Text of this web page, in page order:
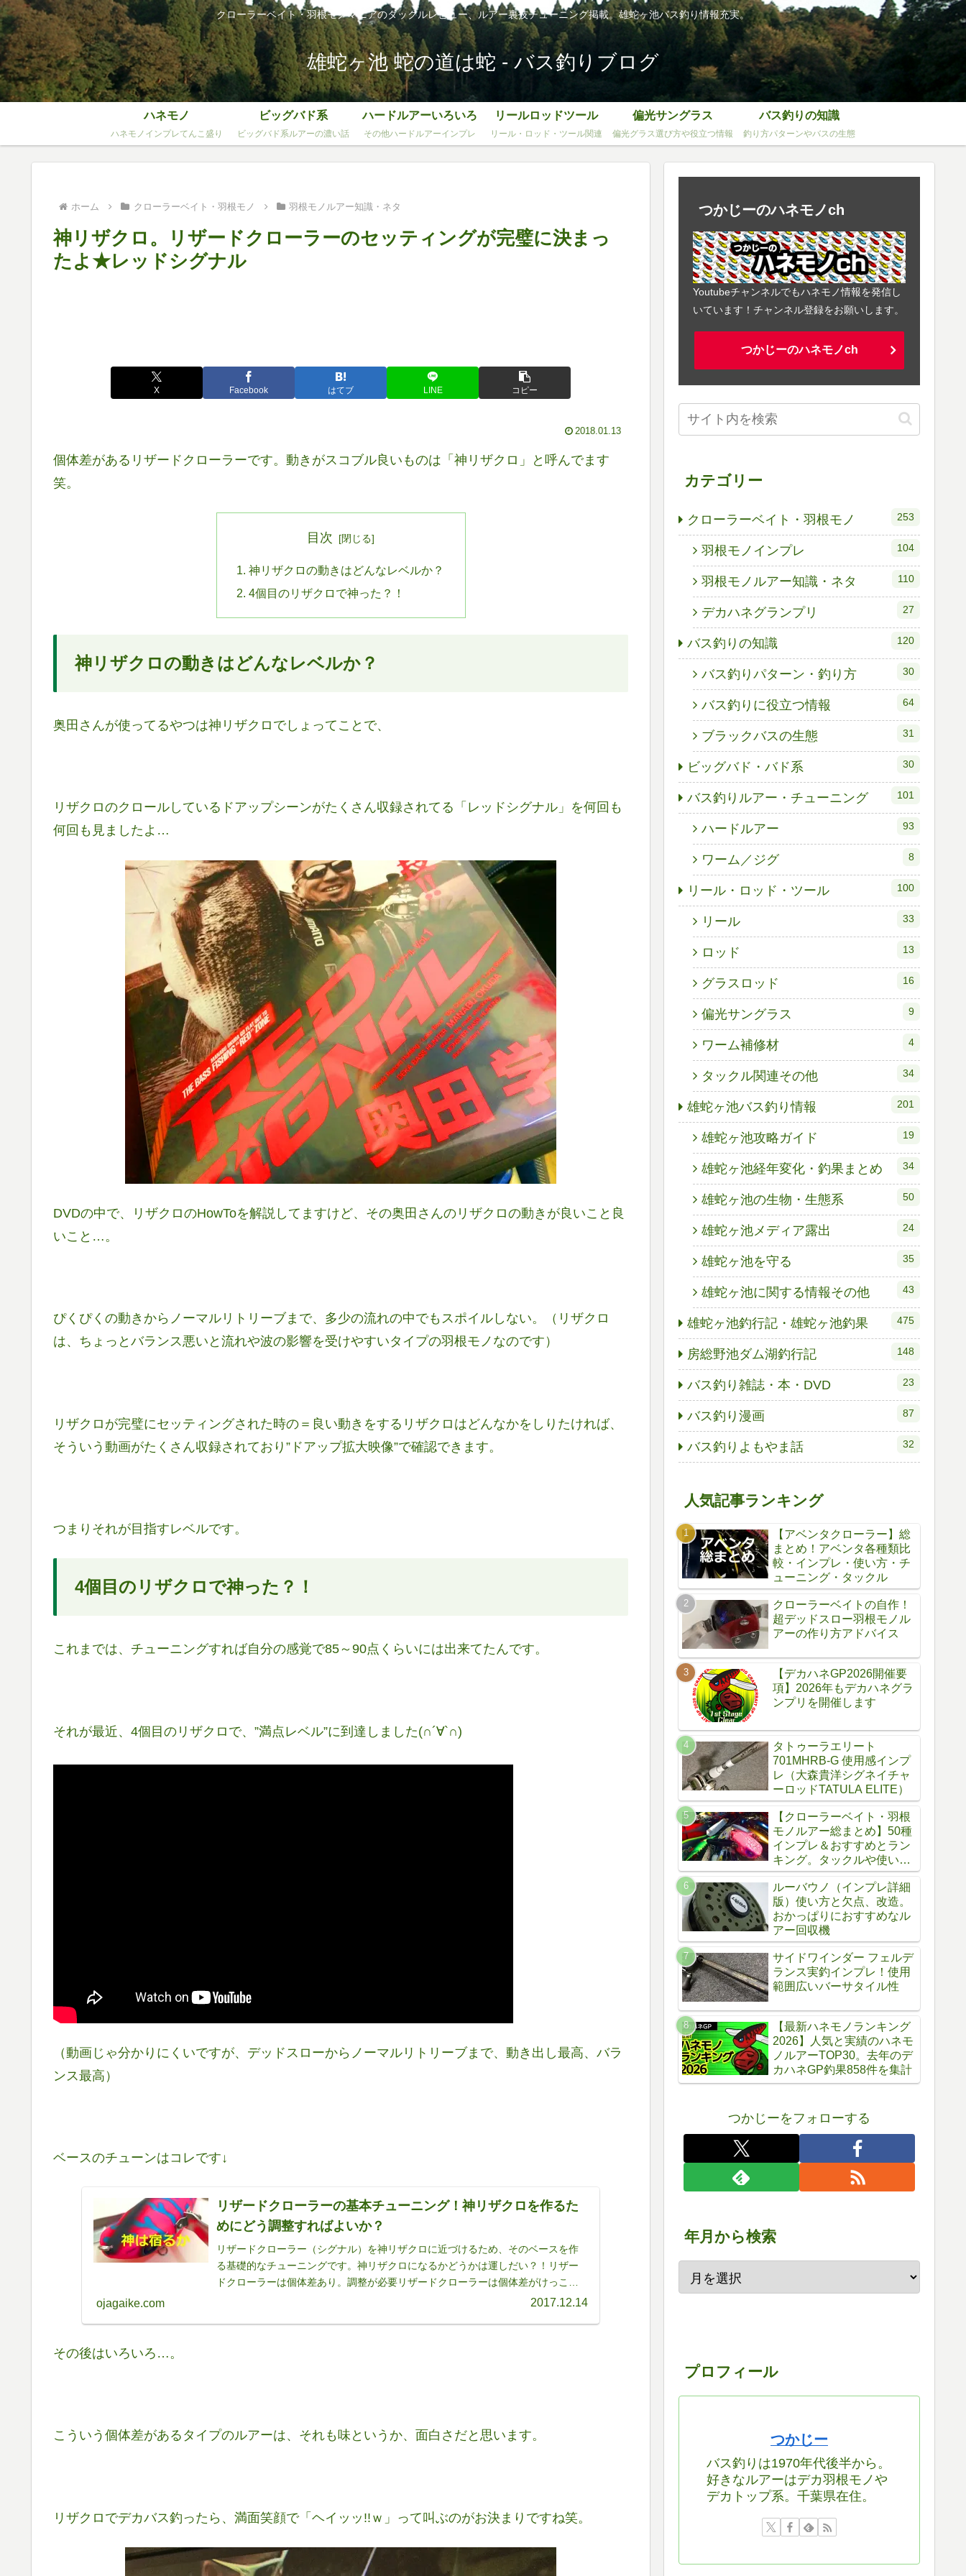
クローラーベイト・羽根モノマニアのタックルレビュー、ルアー裏技チューニング掲載。雄蛇ヶ池バス釣り情報充実。
雄蛇ヶ池 蛇の道は蛇 - バス釣りブログ
ハネモノ
ハネモノインプレてんこ盛り
ビッグバド系
ビッグバド系ルアーの濃い話
ハードルアーいろいろ
その他ハードルアーインプレ
リールロッドツール
リール・ロッド・ツール関連
偏光サングラス
偏光グラス選び方や役立つ情報
バス釣りの知識
釣り方パターンやバスの生態
ホーム クローラーベイト・羽根モノ 羽根モノルアー知識・ネタ
神リザクロ。リザードクローラーのセッティングが完璧に決まっ
たよ★レッドシグナル
X Facebook はてブ LINE コピー
2018.01.13
個体差があるリザードクローラーです。動きがスコブル良いものは「神リザクロ」と呼んでます
笑。
目次
神リザクロの動きはどんなレベルか？
4個目のリザクロで神った？！
神リザクロの動きはどんなレベルか？
奥田さんが使ってるやつは神リザクロでしょってことで、
リザクロのクロールしているドアップシーンがたくさん収録されてる「レッドシグナル」を何回も
何回も見ましたよ…
DVDの中で、リザクロのHowToを解説してますけど、その奥田さんのリザクロの動きが良いこと良
いこと…。
ぴくぴくの動きからノーマルリトリーブまで、多少の流れの中でもスポイルしない。（リザクロ
は、ちょっとバランス悪いと流れや波の影響を受けやすいタイプの羽根モノなのです）
リザクロが完璧にセッティングされた時の＝良い動きをするリザクロはどんなかをしりたければ、
そういう動画がたくさん収録されており”ドアップ拡大映像”で確認できます。
つまりそれが目指すレベルです。
4個目のリザクロで神った？！
これまでは、チューニングすれば自分の感覚で85～90点くらいには出来てたんです。
それが最近、4個目のリザクロで、”満点レベル”に到達しました(∩´∀`∩)
（動画じゃ分かりにくいですが、デッドスローからノーマルリトリーブまで、動き出し最高、バラ
ンス最高）
ベースのチューンはコレです↓
リザードクローラーの基本チューニング！神リザクロを作るた
めにどう調整すればよいか？
リザードクローラー（シグナル）を神リザクロに近づけるため、そのベースを作
る基礎的なチューニングです。神リザクロになるかどうかは運しだい？！リザー
ドクローラーは個体差あり。調整が必要リザードクローラーは個体差がけっこう
ojagaike.com 2017.12.14
その後はいろいろ…。
こういう個体差があるタイプのルアーは、それも味というか、面白さだと思います。
リザクロでデカバス釣ったら、満面笑顔で「ヘイッッ!!ｗ」って叫ぶのがお決まりですね笑。
つかじーのハネモノch
Youtubeチャンネルでもハネモノ情報を発信し
いています！チャンネル登録をお願いします。
つかじーのハネモノch
カテゴリー
クローラーベイト・羽根モノ 253
羽根モノインプレ 104
羽根モノルアー知識・ネタ 110
デカハネグランプリ 27
バス釣りの知識 120
バス釣りパターン・釣り方 30
バス釣りに役立つ情報 64
ブラックバスの生態 31
ビッグバド・バド系 30
バス釣りルアー・チューニング 101
ハードルアー 93
ワーム／ジグ 8
リール・ロッド・ツール 100
リール 33
ロッド 13
グラスロッド 16
偏光サングラス 9
ワーム補修材 4
タックル関連その他 34
雄蛇ヶ池バス釣り情報 201
雄蛇ヶ池攻略ガイド 19
雄蛇ヶ池経年変化・釣果まとめ 34
雄蛇ヶ池の生物・生態系 50
雄蛇ヶ池メディア露出 24
雄蛇ヶ池を守る 35
雄蛇ヶ池に関する情報その他 43
雄蛇ヶ池釣行記・雄蛇ヶ池釣果 475
房総野池ダム湖釣行記 148
バス釣り雑誌・本・DVD 23
バス釣り漫画 87
バス釣りよもやま話 32
人気記事ランキング
【アベンタクローラー】総
まとめ！アベンタ各種類比
較・インプレ・使い方・チ
ューニング・タックル
クローラーベイトの自作！
超デッドスロー羽根モノル
アーの作り方アドバイス
【デカハネGP2026開催要
項】2026年もデカハネグラ
ンプリを開催します
タトゥーラエリート
701MHRB-G 使用感インプ
レ（大森貴洋シグネイチャ
ーロッドTATULA ELITE）
【クローラーベイト・羽根
モノルアー総まとめ】50種
インプレ＆おすすめとラン
キング。タックルや使い
方、自作方法
ルーバウノ（インプレ詳細
版）使い方と欠点、改造。
おかっぱりにおすすめなル
アー回収機
サイドワインダー フェルデ
ランス実釣インプレ！使用
範囲広いバーサタイル性
【最新ハネモノランキング
2026】人気と実績のハネモ
ノルアーTOP30。去年のデ
カハネGP釣果858件を集計
つかじーをフォローする
年月から検索
プロフィール
つかじー
バス釣りは1970年代後半から。
好きなルアーはデカ羽根モノや
デカトップ系。千葉県在住。